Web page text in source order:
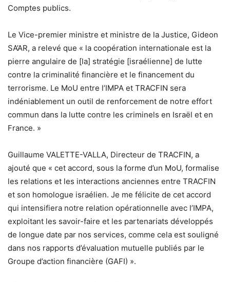
Comptes publics.
Le Vice-premier ministre et ministre de la Justice, Gideon
SA’AR, a relevé que « la coopération internationale est la
pierre angulaire de [la] stratégie [israélienne] de lutte
contre la criminalité financière et le financement du
terrorisme. Le MoU entre l’IMPA et TRACFIN sera
indéniablement un outil de renforcement de notre effort
commun dans la lutte contre les criminels en Israël et en
France. »
Guillaume VALETTE-VALLA, Directeur de TRACFIN, a
ajouté que « cet accord, sous la forme d’un MoU, formalise
les relations et les interactions anciennes entre TRACFIN
et son homologue israélien. Je me félicite de cet accord
qui intensifiera notre relation opérationnelle avec l’IMPA,
exploitant les savoir-faire et les partenariats développés
de longue date par nos services, comme cela est souligné
dans nos rapports d’évaluation mutuelle publiés par le
Groupe d’action financière (GAFI) ».